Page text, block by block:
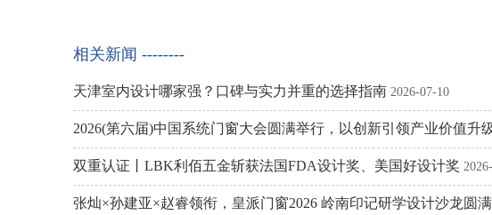
相关新闻 --------
天津室内设计哪家强？口碑与实力并重的选择指南 2026-07-10
2026(第六届)中国系统门窗大会圆满举行，以创新引领产业价值升
双重认证丨LBK利佰五金斩获法国FDA设计奖、美国好设计奖
张灿×孙建亚×赵睿领衔，皇派门窗2026 岭南印记研学设计沙龙圆